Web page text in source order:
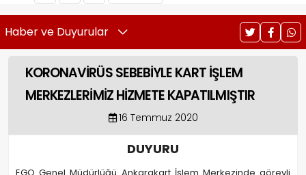
Haber ve Duyurular
KORONAVİRÜS SEBEBİYLE KART İŞLEM
MERKEZLERİMİZ HİZMETE KAPATILMIŞTIR
16 Temmuz 2020
DUYURU